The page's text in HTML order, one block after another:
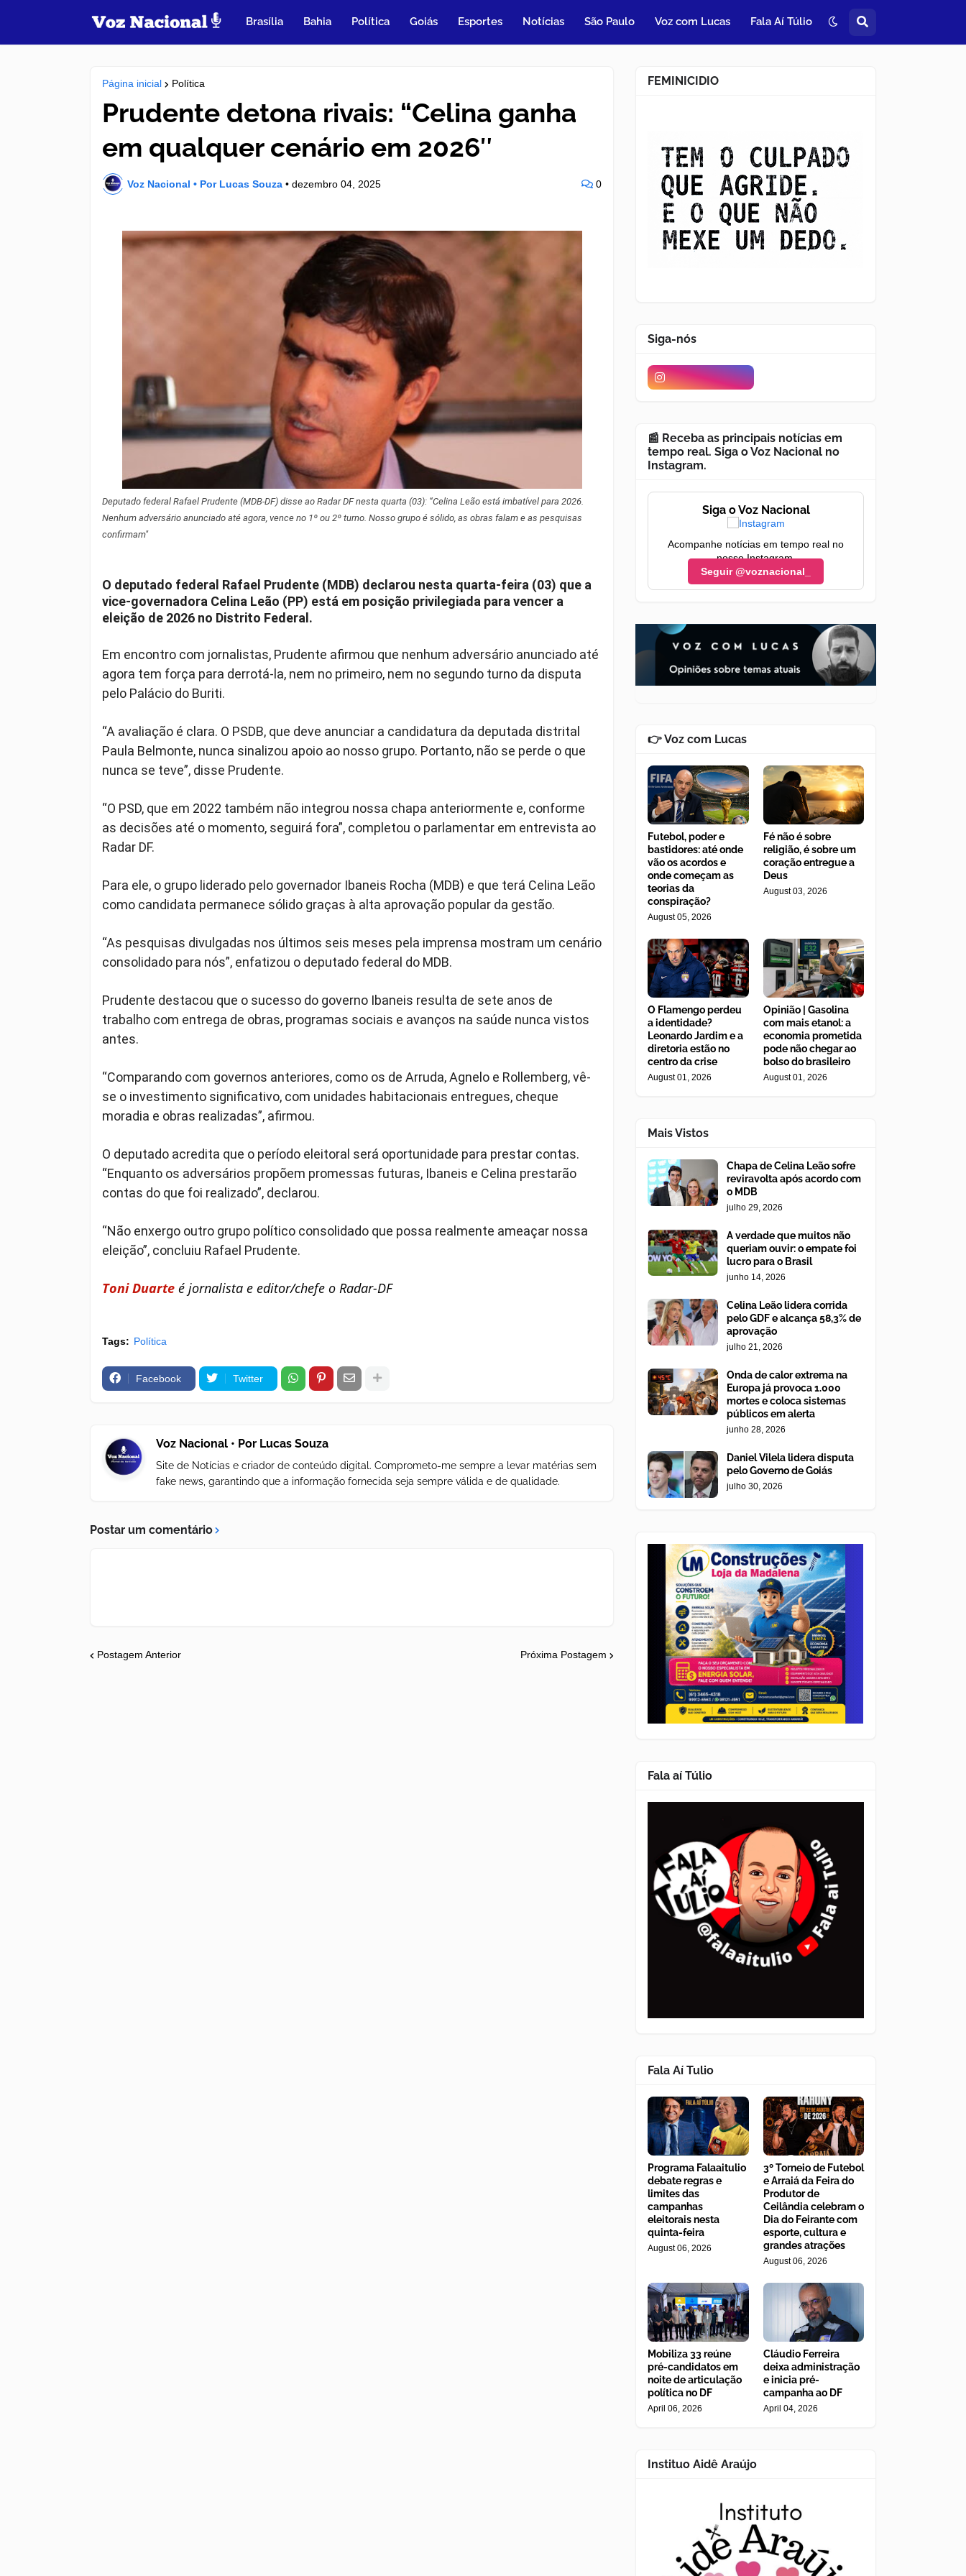
Brasília Bahia Política Goiás Esportes Notícias São Paulo Voz com Lucas Fala Aí Túlio
Página inicial Política
Prudente detona rivais: “Celina ganha
em qualquer cenário em 2026″
Voz Nacional • Por Lucas Souza • dezembro 04, 2025 0
Deputado federal Rafael Prudente (MDB-DF) disse ao Radar DF nesta quarta (03): “Celina Leão está imbatível para 2026.
Nenhum adversário anunciado até agora, vence no 1º ou 2º turno. Nosso grupo é sólido, as obras falam e as pesquisas
confirmam"
O deputado federal Rafael Prudente (MDB) declarou nesta quarta-feira (03) que a
vice-governadora Celina Leão (PP) está em posição privilegiada para vencer a
eleição de 2026 no Distrito Federal.
Em encontro com jornalistas, Prudente afirmou que nenhum adversário anunciado até
agora tem força para derrotá-la, nem no primeiro, nem no segundo turno da disputa
pelo Palácio do Buriti.
“A avaliação é clara. O PSDB, que deve anunciar a candidatura da deputada distrital
Paula Belmonte, nunca sinalizou apoio ao nosso grupo. Portanto, não se perde o que
nunca se teve”, disse Prudente.
“O PSD, que em 2022 também não integrou nossa chapa anteriormente e, conforme
as decisões até o momento, seguirá fora”, completou o parlamentar em entrevista ao
Radar DF.
Para ele, o grupo liderado pelo governador Ibaneis Rocha (MDB) e que terá Celina Leão
como candidata permanece sólido graças à alta aprovação popular da gestão.
“As pesquisas divulgadas nos últimos seis meses pela imprensa mostram um cenário
consolidado para nós”, enfatizou o deputado federal do MDB.
Prudente destacou que o sucesso do governo Ibaneis resulta de sete anos de
trabalho com entrega de obras, programas sociais e avanços na saúde nunca vistos
antes.
“Comparando com governos anteriores, como os de Arruda, Agnelo e Rollemberg, vê-
se o investimento significativo, com unidades habitacionais entregues, cheque
moradia e obras realizadas”, afirmou.
O deputado acredita que o período eleitoral será oportunidade para prestar contas.
“Enquanto os adversários propõem promessas futuras, Ibaneis e Celina prestarão
contas do que foi realizado”, declarou.
“Não enxergo outro grupo político consolidado que possa realmente ameaçar nossa
eleição”, concluiu Rafael Prudente.
Toni Duarte é jornalista e editor/chefe o Radar-DF
Tags: Política
Facebook Twitter
Voz Nacional • Por Lucas Souza
Site de Notícias e criador de conteúdo digital. Comprometo-me sempre a levar matérias sem
fake news, garantindo que a informação fornecida seja sempre válida e de qualidade.
Postar um comentário
Postagem Anterior Próxima Postagem
FEMINICIDIO
Siga-nós
📰 Receba as principais notícias em
tempo real. Siga o Voz Nacional no
Instagram.
Siga o Voz Nacional
Acompanhe notícias em tempo real no
nosso Instagram.
Seguir @voznacional_
👉 Voz com Lucas
Futebol, poder e
bastidores: até onde
vão os acordos e
onde começam as
teorias da
conspiração?
August 05, 2026
Fé não é sobre
religião, é sobre um
coração entregue a
Deus
August 03, 2026
O Flamengo perdeu
a identidade?
Leonardo Jardim e a
diretoria estão no
centro da crise
August 01, 2026
Opinião | Gasolina
com mais etanol: a
economia prometida
pode não chegar ao
bolso do brasileiro
August 01, 2026
Mais Vistos
Chapa de Celina Leão sofre
reviravolta após acordo com
o MDB
julho 29, 2026
A verdade que muitos não
queriam ouvir: o empate foi
lucro para o Brasil
junho 14, 2026
Celina Leão lidera corrida
pelo GDF e alcança 58,3% de
aprovação
julho 21, 2026
Onda de calor extrema na
Europa já provoca 1.000
mortes e coloca sistemas
públicos em alerta
junho 28, 2026
Daniel Vilela lidera disputa
pelo Governo de Goiás
julho 30, 2026
Fala aí Túlio
Fala Aí Tulio
Programa Falaaitulio
debate regras e
limites das
campanhas
eleitorais nesta
quinta-feira
August 06, 2026
3º Torneio de Futebol
e Arraiá da Feira do
Produtor de
Ceilândia celebram o
Dia do Feirante com
esporte, cultura e
grandes atrações
August 06, 2026
Mobiliza 33 reúne
pré-candidatos em
noite de articulação
política no DF
April 06, 2026
Cláudio Ferreira
deixa administração
e inicia pré-
campanha ao DF
April 04, 2026
Instituo Aidê Araújo